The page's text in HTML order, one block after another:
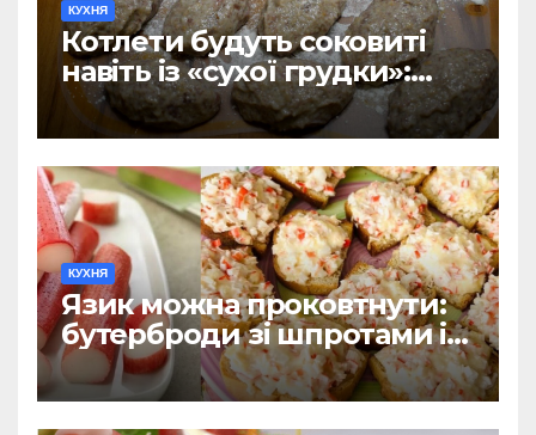
КУХНЯ
Котлети будуть соковиті
навіть із «сухої грудки»:
додаю 1 продукт – не хліб і
не сухарі
КУХНЯ
Язик можна проковтнути:
бутерброди зі шпротами і
крабовими паличками на
всі випадки